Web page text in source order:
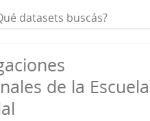
de la Escuela